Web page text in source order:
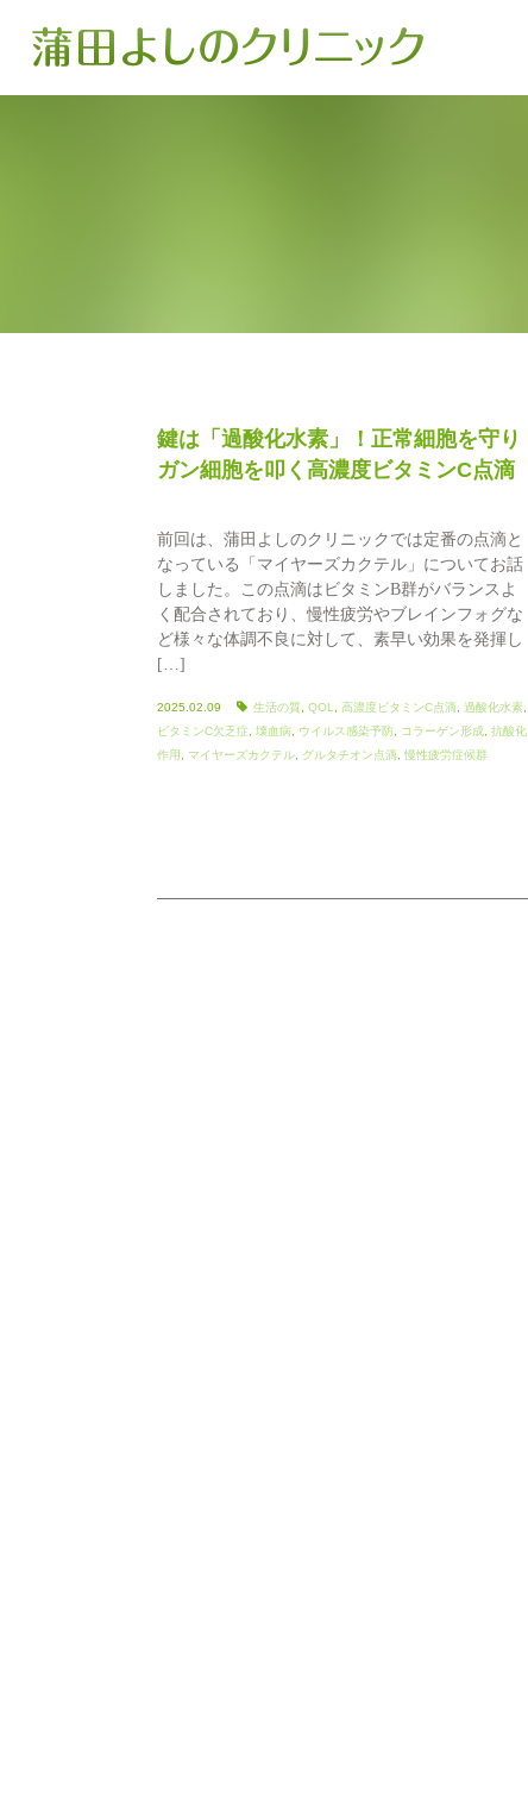
鍵は「過酸化水素」！正常細胞を守り
ガン細胞を叩く高濃度ビタミンC点滴
前回は、蒲田よしのクリニックでは定番の点滴と
なっている「マイヤーズカクテル」についてお話
しました。この点滴はビタミンB群がバランスよ
く配合されており、慢性疲労やブレインフォグな
ど様々な体調不良に対して、素早い効果を発揮し
[…]
2025.02.09 生活の質 QOL 高濃度ビタミンC点滴 過酸化水素
ビタミンC欠乏症 壊血病 ウイルス感染予防 コラーゲン形成 抗酸化
作用
マイヤーズカクテル グルタチオン点滴 慢性疲労症候群